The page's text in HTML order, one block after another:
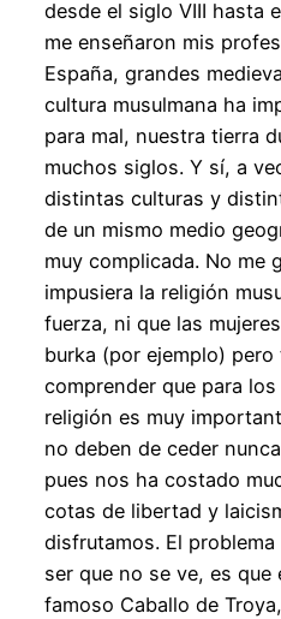
desde el siglo VIII hasta
me enseñaron mis
España, grandes
cultura musulmana ha
para mal, nuestra tierra
muchos siglos. Y sí, a
distintas culturas y
de un mismo medio
muy complicada. No me
impusiera la religión
fuerza, ni que las
burka (por ejemplo)
comprender que para
religión es muy
no deben de ceder
pues nos ha costado
cotas de libertad y
disfrutamos. El
ser que no se ve, es que
famoso Caballo de